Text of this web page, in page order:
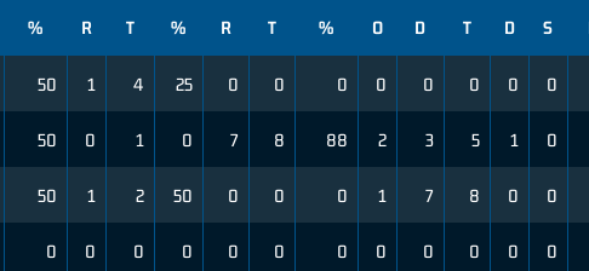
% R T % R T % O D T D S
50 1 4 25 0 0 0 0 0 0 0 0
50 0 1 0 7 8 88 2 3 5 1 0
50 1 2 50 0 0 0 1 7 8 0 0
0 0 0 0 0 0 0 0 0 0 0 0